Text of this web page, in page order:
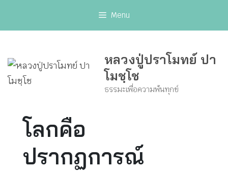
Menu
หลวงปู่ปราโมทย์ ปา
โมชฺโช
ธรรมะเพื่อความพ้นทุกข์
โลกคือ
ปรากฏการณ์